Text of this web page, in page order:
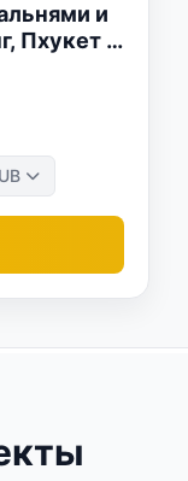
и
Пхукет в